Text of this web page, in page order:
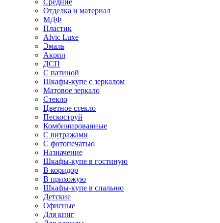
Средние
Отделка и материал
МДФ
Пластик
Alvic Luxe
Эмаль
Акрил
ДСП
С патиной
Шкафы-купе с зеркалом
Матовое зеркало
Стекло
Цветное стекло
Пескоструй
Комбинированные
С витражами
С фотопечатью
Назначение
Шкафы-купе в гостиную
В коридор
В прихожую
Шкафы-купе в спальню
Детские
Офисные
Для книг